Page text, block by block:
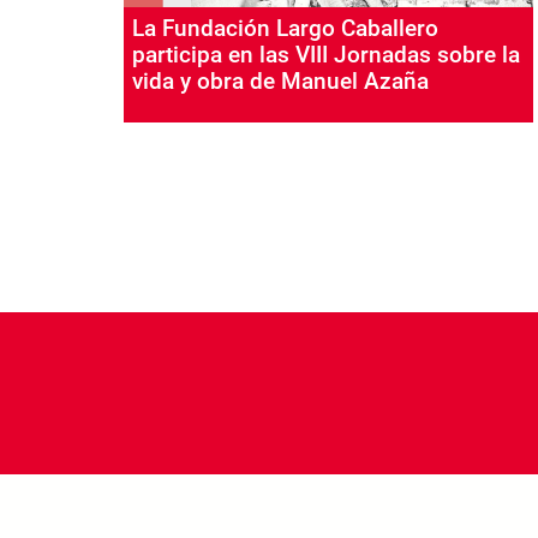
La Fundación Largo Caballero
participa en las VIII Jornadas sobre la
vida y obra de Manuel Azaña